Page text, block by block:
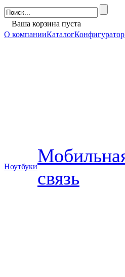
Ваша корзина пуста
О компанииКаталог
Ноутбуки
связь